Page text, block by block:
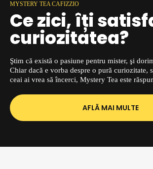
MYSTERY TEA CAFIZZIO
Ce zici, îți
curiozitatea?
Ştim că există o pasiune pentru mister, şi
Chiar dacă e vorba despre o pură curiozitate,
ceai ai vrea să încerci, Mystery Tea este
AFLĂ MAI MULTE